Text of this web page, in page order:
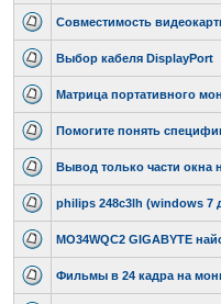
Совместимость
Выбор кабеля DisplayPort
Матрица портативного
Помогите понять
Вывод только части окна
philips 248c3lh (windows 7
MO34WQC2 GIGABYTE
Фильмы в 24 кадра на